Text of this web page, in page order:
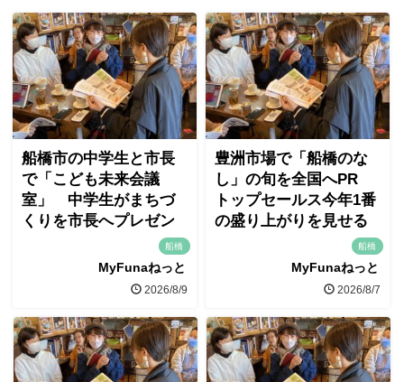
船橋市の中学生と市長
で「こども未来会議
室」 中学生がまちづ
くりを市長へプレゼン
船橋
MyFunaねっと
2026/8/9
豊洲市場で「船橋のな
し」の旬を全国へPR
トップセールス今年1番
の盛り上がりを見せる
船橋
MyFunaねっと
2026/8/7